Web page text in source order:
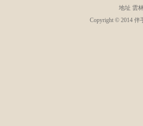
地址 雲
Copyright © 2014 伴